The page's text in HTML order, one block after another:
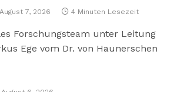
August 7, 2026 4 Minuten Lesezeit
Forschungsteam unter Leitung
Ege vom Dr. von Haunerschen